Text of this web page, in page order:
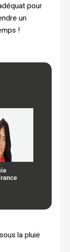
pour
un
!
la pluie